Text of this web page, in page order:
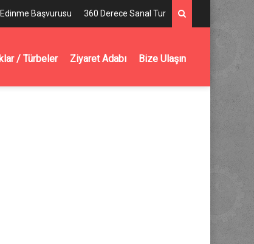
Başvurusu 360 Derece Sanal Tur
/ Türbeler Ziyaret Adabı Bize Ulaşın